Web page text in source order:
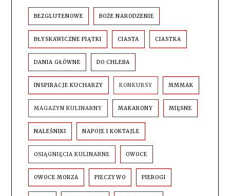
BEZGLUTENOWE BOŻE NARODZENIE
BŁYSKAWICZNE PIĄTKI CIASTA CIASTKA
DANIA GŁÓWNE DO CHLEBA
INSPIRACJE KUCHARZY KONKURSY MMMAK
MAGAZYN KULINARNY MAKARONY MIĘSNE
NALEŚNIKI NAPOJE I KOKTAJLE
OSIĄGNIĘCIA KULINARNE OWOCE
OWOCE MORZA PIECZYWO PIEROGI